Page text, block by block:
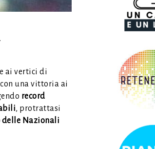
ai vertici di
una vittoria ai
record
, protrattasi
delle Nazionali